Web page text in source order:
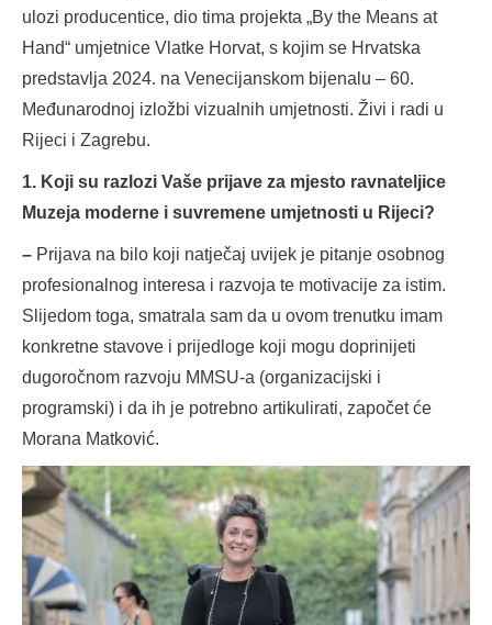
ulozi producentice, dio tima projekta „By the Means at
Hand“ umjetnice Vlatke Horvat, s kojim se Hrvatska
predstavlja 2024. na Venecijanskom bijenalu – 60.
Međunarodnoj izložbi vizualnih umjetnosti. Živi i radi u
Rijeci i Zagrebu.
1. Koji su razlozi Vaše prijave za mjesto ravnateljice
Muzeja moderne i suvremene umjetnosti u Rijeci?
– Prijava na bilo koji natječaj uvijek je pitanje osobnog
profesionalnog interesa i razvoja te motivacije za istim.
Slijedom toga, smatrala sam da u ovom trenutku imam
konkretne stavove i prijedloge koji mogu doprinijeti
dugoročnom razvoju MMSU-a (organizacijski i
programski) i da ih je potrebno artikulirati, započet će
Morana Matković.